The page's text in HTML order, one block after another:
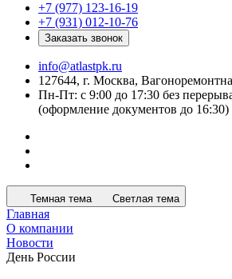
+7 (977) 123-16-19
+7 (931) 012-10-76
Заказать звонок
info@atlastpk.ru
127644, г. Москва,
Пн-Пт: с 9:00 до 17:30 без
(оформление документов до 16:30)
Темная тема Светлая тема
Главная
О компании
Новости
День России